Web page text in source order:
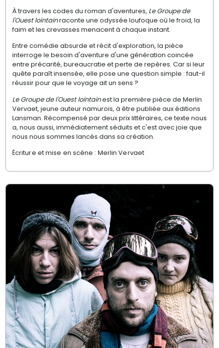
À travers les codes du roman d'aventures, Le Groupe de
l'Ouest lointainraconte une odyssée loufoque où le froid, la
faim et les crevasses menacent à chaque instant.
Entre comédie absurde et récit d'exploration, la pièce
interroge le besoin d'aventure d'une génération coincée
entre précarité, bureaucratie et perte de repères. Car si leur
quête paraît insensée, elle pose une question simple : faut-il
réussir pour que le voyage ait un sens ?
Le Groupe de l'Ouest lointainest la première pièce de Merlin
Vervaet, jeune auteur namurois, à être publiée aux éditions
Lansman. Récompensé par deux prix littéraires, ce texte nous
a, nous aussi, immédiatement séduits et c'est avec joie que
nous nous sommes lancés dans sa création.
Écriture et mise en scène : Merlin Vervaet